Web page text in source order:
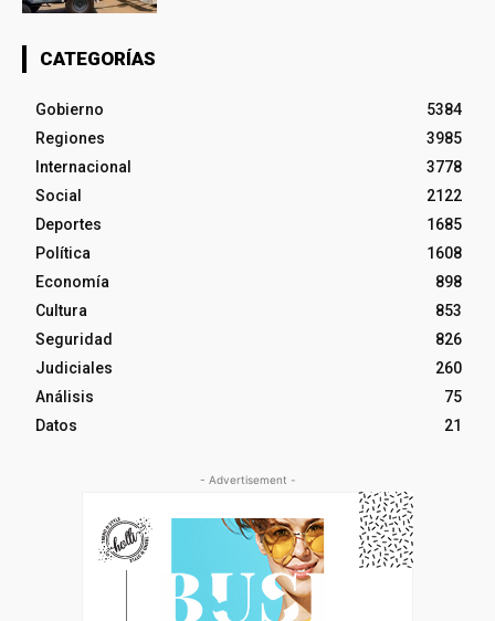
CATEGORÍAS
Gobierno
5384
Regiones
3985
Internacional
3778
Social
2122
Deportes
1685
Política
1608
Economía
898
Cultura
853
Seguridad
826
Judiciales
260
Análisis
75
Datos
21
- Advertisement -